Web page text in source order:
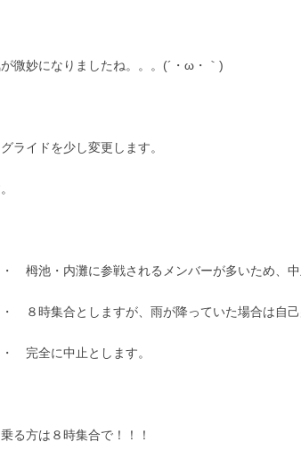
微妙になりましたね。。。(´・ω・｀)
ライドを少し変更します。
栂池・内灘に参戦されるメンバーが多いため、中
８時集合としますが、雨が降っていた場合は自己
完全に中止とします。
る方は８時集合で！！！